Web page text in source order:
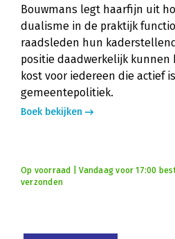
Bouwmans legt haarfijn uit
dualisme in de praktijk
raadsleden hun
positie daadwerkelijk
kost voor iedereen die actief
gemeentepolitiek.
Boek bekijken
Op voorraad | Vandaag voor 17:00
verzonden